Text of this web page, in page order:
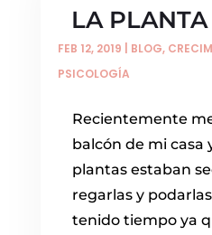
LA PLANTA
FEB 12, 2019 BLOG,
PSICOLOGÍA
Recientemente
balcón de mi casa
plantas estaban
regarlas y
tenido tiempo ya